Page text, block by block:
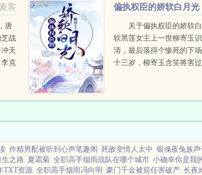
咱们先...
客
唐
战
天
克
这
偏执权臣的娇软白月光
关于偏执权臣的娇软
软黑莲女主上一世柳寄玉
清，最后落得个惨死的下
十三岁，柳寄玉含笑将害
疼。梅疏玉觉得很奇怪，
作精男配被听到心声笔趣阁 死敌变情人太中 银魂夜兔族
生之路 夏霜菊 全职高手烟雨战队在哪个城市 小确幸你是我
TXT资源 全职高手烟雨冯向明 豪门千金被前任害破产 长夜